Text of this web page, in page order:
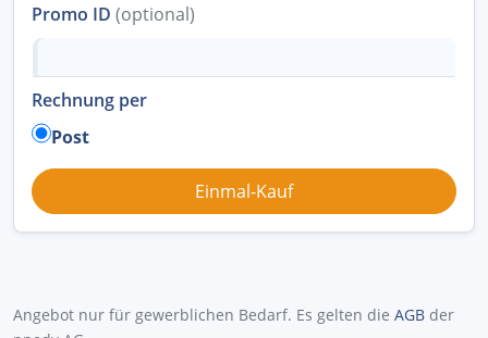
Promo ID (optional)
Rechnung per
Post
Angebot nur für gewerblichen Bedarf. Es gelten die AGB der